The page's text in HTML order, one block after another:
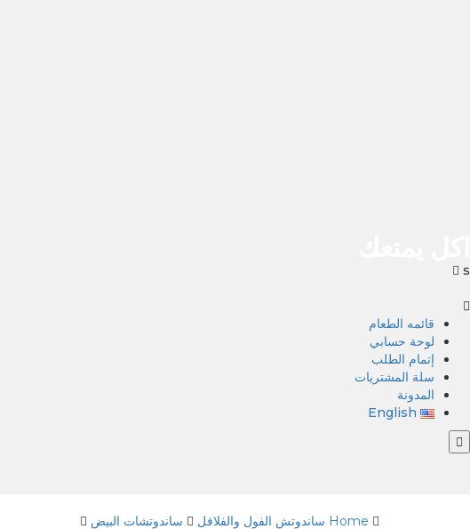
s
قائمه الطعام
لوحة حسابي
إتمام الطلب
سلة المشتريات
المدونة
English
Home ساندوتش الفول والفلافل
ساندوتشات البيض